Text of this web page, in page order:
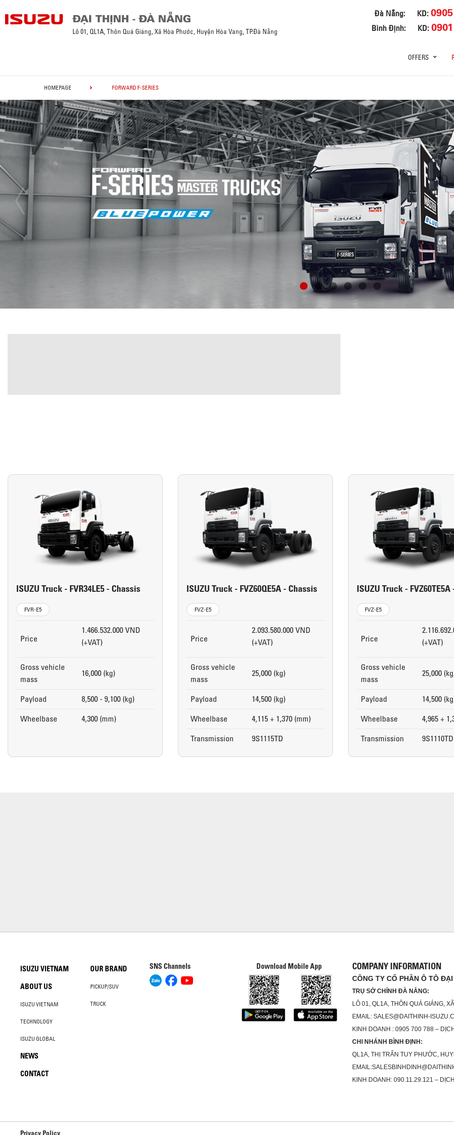
Đà Nẵng: KD:
Bình Định: KD:
Lô 01, QL1A, Thôn Quá Giáng, Xã Hòa Phước, Huyện Hòa Vang, TP.Đà Nẵng
OFFERS
HOMEPAGE FORWARD F-SERIES
ISUZU Truck - FVR34LE5 - Chassis
FVR-E5
Price
1.466.532.000 VND
(+VAT)
Gross vehicle
mass
16,000 (kg)
Payload
8,500 - 9,100 (kg)
Wheelbase
4,300 (mm)
ISUZU Truck - FVZ60QE5A - Chassis
FVZ-E5
Price
2.093.580.000 VND
(+VAT)
Gross vehicle
mass
25,000 (kg)
Payload
14,500 (kg)
Wheelbase
4,115 + 1,370 (mm)
Transmission
9S1115TD
ISUZU Truck -
FVZ-E5
Price
(+VAT)
Gross vehicle
mass
25,000
Payload
14,500
Wheelbase
4,965 +
Transmission
9S1110TD
ISUZU VIETNAM
ABOUT US
ISUZU VIETNAM
TECHNOLOGY
ISUZU GLOBAL
NEWS
CONTACT
OUR BRAND
PICKUP/SUV
TRUCK
SNS Channels Download Mobile App COMPANY INFORMATION
CÔNG TY CỔ PHẦN Ô TÔ
TRỤ SỞ CHÍNH ĐÀ NẴNG:
LÔ 01, QL1A, THÔN QUÁ GIÁNG,
EMAIL: SALES@DAITHINH-
KINH DOANH : 0905 700 788 –
CHI NHÁNH BÌNH ĐỊNH:
QL1A, THỊ TRẤN TUY PHƯỚC,
KINH DOANH: 090.11.29.121 –
Privacy Policy